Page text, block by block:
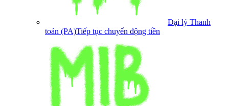
Đại lý Thanh
toán (PA)Tiếp tục chuyển động tiền